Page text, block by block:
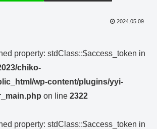
2024.05.09
property: stdClass::$access_token in
chiko-
wp-content/plugins/yyi-
on line 2322
property: stdClass::$access_token in